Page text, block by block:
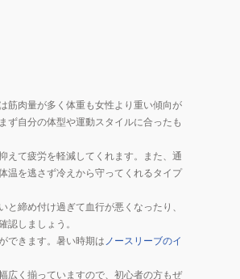
筋肉量が多く体重も女性より重い傾向が
ず自分の体型や運動スタイルに合ったも
えて疲労を軽減してくれます。また、通
温を逃さず冷えから守ってくれるタイプ
締め付け過ぎて血行が悪くなったり、
しましょう。
できます。暑い時期は ノースリーブのイ
広く揃っていますので、初心者の方もぜ